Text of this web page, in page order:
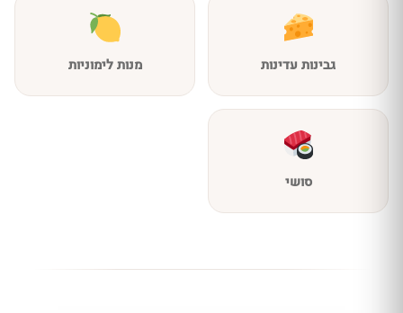
גבינות עדינות מנות לימוניות
סושי